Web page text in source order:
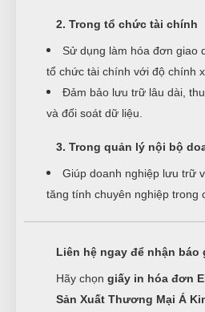
2. Trong tổ chức tài chính
Sử dụng làm hóa đơn giao
tổ chức tài chính với độ chính
Đảm bảo lưu trữ lâu dài,
và đối soát dữ liệu.
3. Trong quản lý nội bộ
Giúp doanh nghiệp lưu trữ
tăng tính chuyên nghiệp trong
Liên hệ ngay để nhận báo
Hãy chọn giấy in hóa đơn
Sản Xuất Thương Mại Á